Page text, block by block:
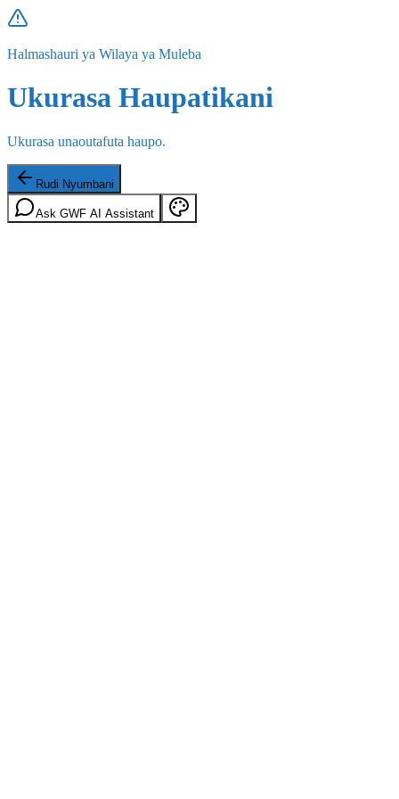
Halmashauri ya Wilaya ya Muleba
Ukurasa Haupatikani
Ukurasa unaoutafuta haupo.
Rudi Nyumbani
Ask GWF AI Assistant